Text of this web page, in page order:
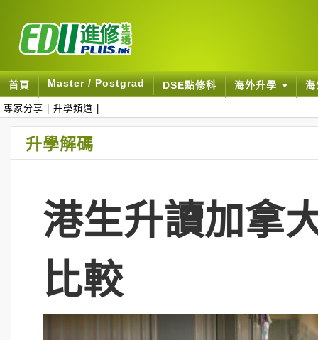
首頁 Master / Postgrad DSE點修科 海外升學
專家分享 升學頻道
升學解碼
港生升讀加拿
比較